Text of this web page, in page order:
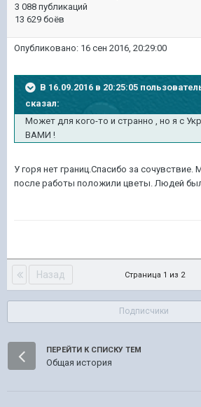
3 088 публикаций
13 629 боёв
Опубликовано: 16 сен 2016, 20:29:00
В 16.09.2016 в 20:25:05
сказал:
Может для кого-то и странно , но я с
ВАМИ !
У горя нет границ.Спасибо за сочувствие.
после работы положили цветы. Людей
Назад Страница 1 из 2
Подписчики
ПЕРЕЙТИ К СПИСКУ ТЕМ
Общая история